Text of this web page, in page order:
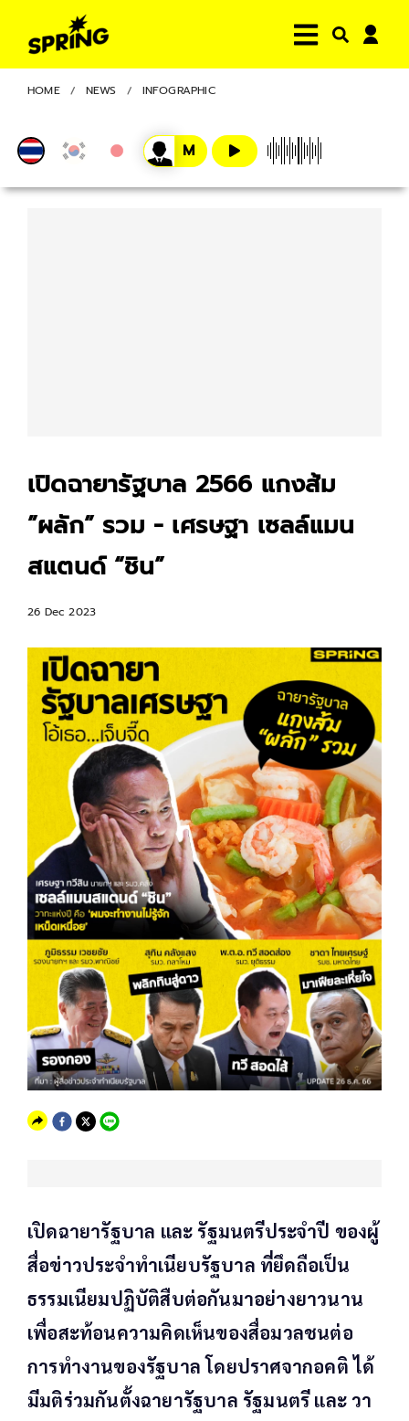
HOME NEWS INFOGRAPHIC
เปิดฉายารัฐบาล 2566 แกง​ส้ม​
”ผลัก” รวม - เศรษฐา เซลล์แมน
สแตนด์ “ชิน”
26 Dec 2023
เปิดฉายารัฐบาล และ รัฐมนตรีประจำปี ของผู้
สื่อข่าวประจำทำเนียบรัฐบาล ที่ยึดถือเป็น
ธรรมเนียมปฏิบัติสืบต่อกันมาอย่างยาวนาน
เพื่อสะท้อนความคิดเห็นของสื่อมวลชนต่อ
การทำงานของรัฐบาล โดยปราศจากอคติ ได้
มีมติร่วมกันตั้งฉายารัฐบาล รัฐมนตรี และ วา